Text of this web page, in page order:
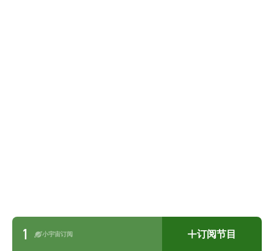
1 小宇宙订阅 订阅节目